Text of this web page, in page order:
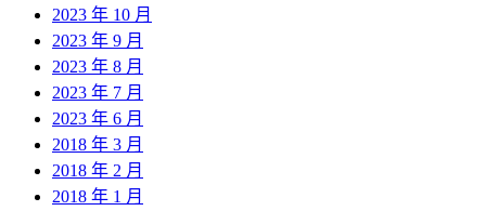
2023 年 10 月
2023 年 9 月
2023 年 8 月
2023 年 7 月
2023 年 6 月
2018 年 3 月
2018 年 2 月
2018 年 1 月